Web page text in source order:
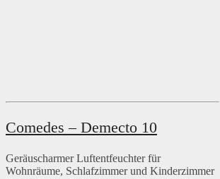
Comedes – Demecto 10
Geräuscharmer Luftentfeuchter für
Wohnräume, Schlafzimmer und Kinderzimmer